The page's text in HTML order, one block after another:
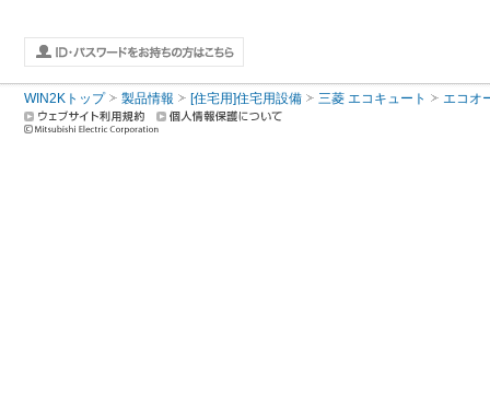
WIN2Kトップ 製品情報 [住宅用]住宅用設備 三菱 エコキュート エコオ